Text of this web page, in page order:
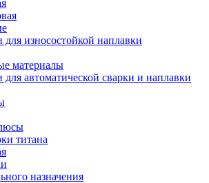
износостойкой наплавки
материалы
автоматической сварки и наплавки
титана
назначения